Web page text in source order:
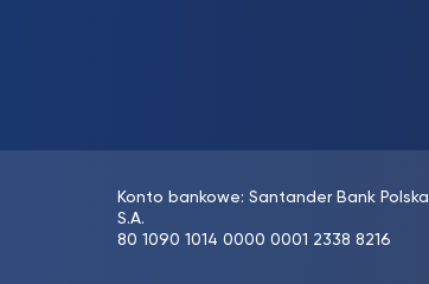
Konto bankowe: Santander Bank Polska
S.A.
80 1090 1014 0000 0001 2338 8216